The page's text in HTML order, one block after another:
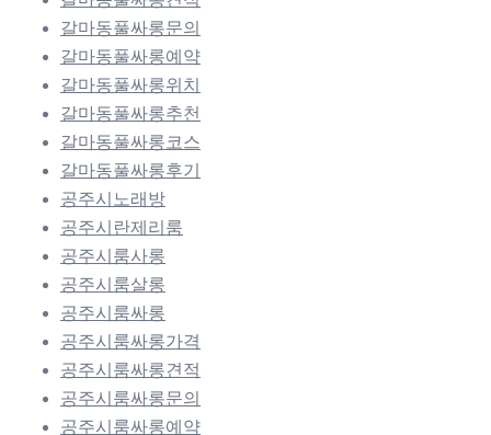
갈마동풀싸롱문의
갈마동풀싸롱예약
갈마동풀싸롱위치
갈마동풀싸롱추천
갈마동풀싸롱코스
갈마동풀싸롱후기
공주시노래방
공주시란제리룸
공주시룸사롱
공주시룸살롱
공주시룸싸롱
공주시룸싸롱가격
공주시룸싸롱견적
공주시룸싸롱문의
공주시룸싸롱예약